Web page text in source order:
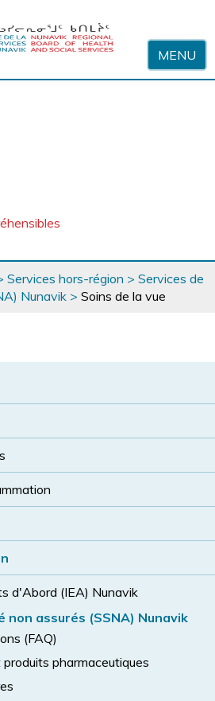
MENU
Services hors-région > Services de
Nunavik > Soins de la vue
d'Abord (IEA) Nunavik
non assurés (SSNA) Nunavik
(FAQ)
pharmaceutiques